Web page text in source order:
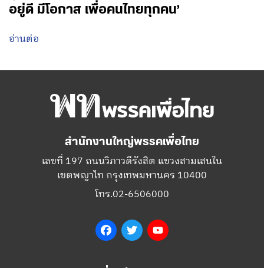
อยู่ดี มีโอกาส เพื่อคนไทยทุกคน’
อ่านต่อ
สำนักงานใหญ่พรรคเพื่อไทย
เลขที่ 197 ถนนวิภาวดีรังสิต แขวงสามเสนใน
เขตพญาไท กรุงเทพมหานคร 10400
โทร.02-6506000
FacebookTwitter